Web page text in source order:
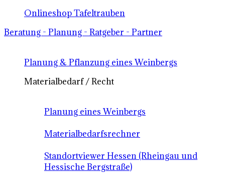
Onlineshop Tafeltrauben
Beratung - Planung - Ratgeber - Partner
Planung & Pflanzung eines Weinbergs
Materialbedarf / Recht
Planung eines Weinbergs
Materialbedarfsrechner
Standortviewer Hessen (Rheingau und
Hessische Bergstraße)